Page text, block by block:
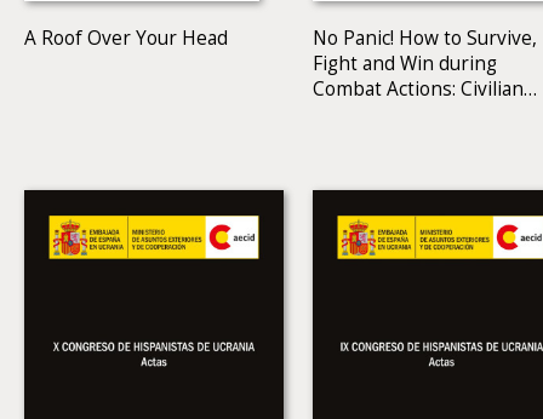
A Roof Over Your Head
No Panic! How to Survive,
Fight and Win during
Combat Actions: Civilian